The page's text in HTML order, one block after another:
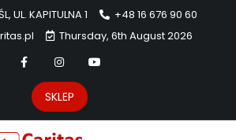
UL. KAPITULNA 1
+48 16 676 90 60
Thursday, 6th August 2026
SKLEP